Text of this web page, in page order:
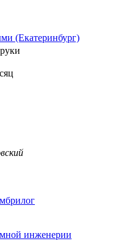
(Екатеринбург)
инженерии